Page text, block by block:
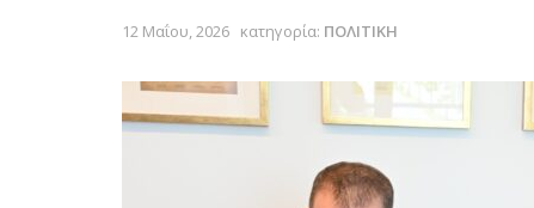
12 Μαΐου, 2026 κατηγορία: ΠΟΛΙΤΙΚΗ